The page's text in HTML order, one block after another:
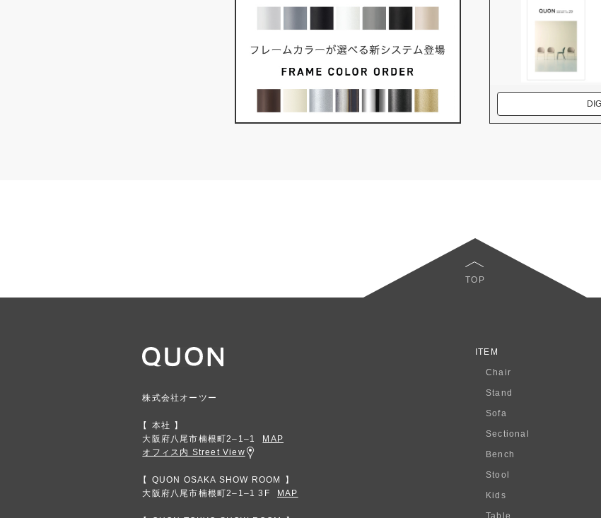
TOP
株式会社オーツー
本社
大阪府八尾市楠根町2‒1‒1
MAP
オフィス内 Street View
QUON OSAKA SHOW ROOM
大阪府八尾市楠根町2‒1‒1 3F
MAP
ITEM
Chair
Stand
Sofa
Sectional
Bench
Stool
Kids
Table